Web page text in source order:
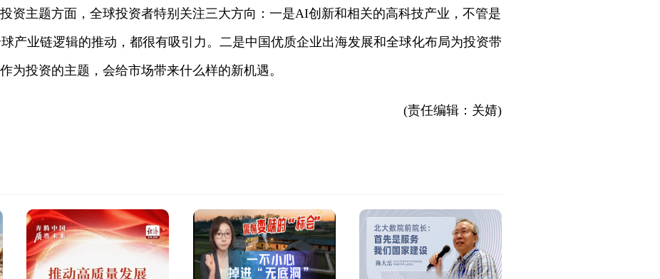
资主题方面，全球投资者特别关注三大方向：一是AI创新和相关的高科技产业，不管是
产业链逻辑的推动，都很有吸引力。二是中国优质企业出海发展和全球化布局为投资带
为投资的主题，会给市场带来什么样的新机遇。
(责任编辑：关婧)